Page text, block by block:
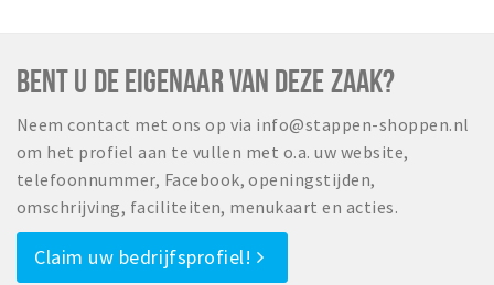
BENT U DE EIGENAAR VAN DEZE ZAAK?
Neem contact met ons op via info@stappen-shoppen.nl
om het profiel aan te vullen met o.a. uw website,
telefoonnummer, Facebook, openingstijden,
omschrijving, faciliteiten, menukaart en acties.
Claim uw bedrijfsprofiel!